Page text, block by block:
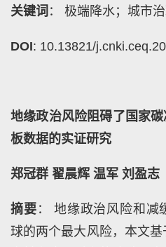
关键词 ： 极端降水；城市
DOI: 10.13821/
地缘政治风险阻碍了国家
板数据的实证研究
郑冠群 翟晨辉 温军 刘盈志
摘要 ： 地缘政治风险和减
球的两个最大风险，本文